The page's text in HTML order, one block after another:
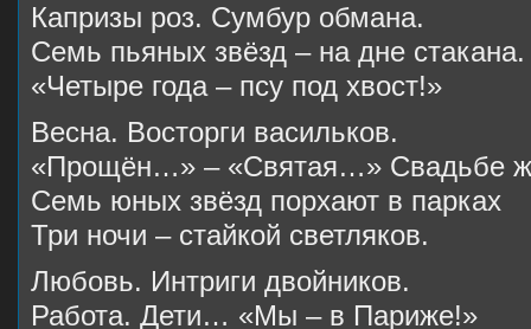
Капризы роз. Сумбур обмана.
Семь пьяных звёзд – на дне стакана.
«Четыре года – псу под хвост!»
Весна. Восторги васильков.
«Прощён…» – «Святая…» Свадьбе
Семь юных звёзд порхают в парках
Три ночи – стайкой светляков.
Любовь. Интриги двойников.
Работа. Дети… «Мы – в Париже!»